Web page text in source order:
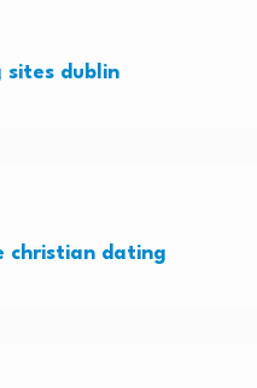
dublin
christian dating